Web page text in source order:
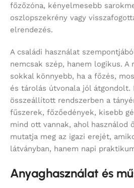
főzőzóna, kényelmesebb
oszlopszekrény vagy
elrendezés.
A családi használat
nemcsak szép, hanem logikus. A
sokkal könnyebb, ha a főzés,
és tárolás útvonala jól átgondolt.
összeállított rendszerben a
fűszerek, főzőedények, kisebb
mind ott vannak, ahol használod
mutatja meg az igazi erejét,
látványban, hanem napi
Anyaghasználat és